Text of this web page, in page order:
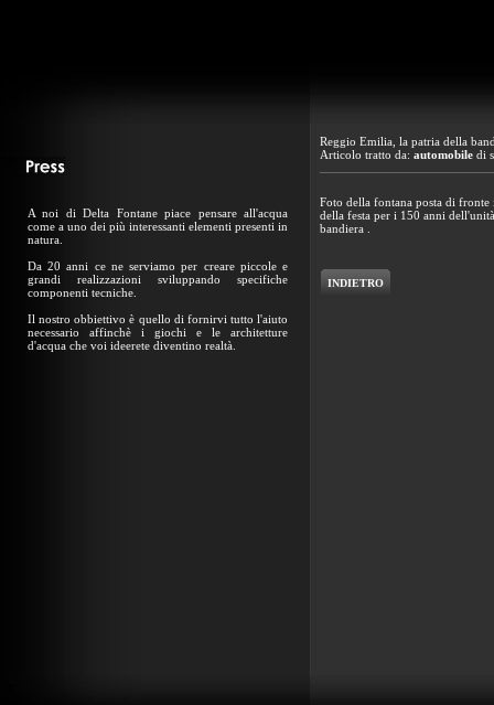
A noi di Delta Fontane piace pensare all'acqua
come a uno dei più interessanti elementi presenti in
natura.
Da 20 anni ce ne serviamo per creare piccole e
grandi realizzazioni sviluppando specifiche
componenti tecniche.
Il nostro obbiettivo è quello di fornirvi tutto l'aiuto
necessario affinchè i giochi e le architetture
d'acqua che voi ideerete diventino realtà.
Reggio Emilia, la patria della
Articolo tratto da: automobile di
Foto della fontana posta di
della festa per i 150 anni
bandiera .
INDIETRO